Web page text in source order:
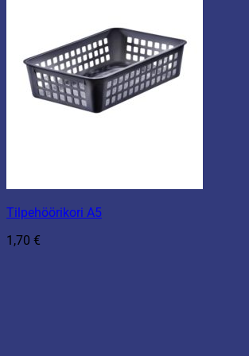
Tilpehöörikori A5
1,70 €